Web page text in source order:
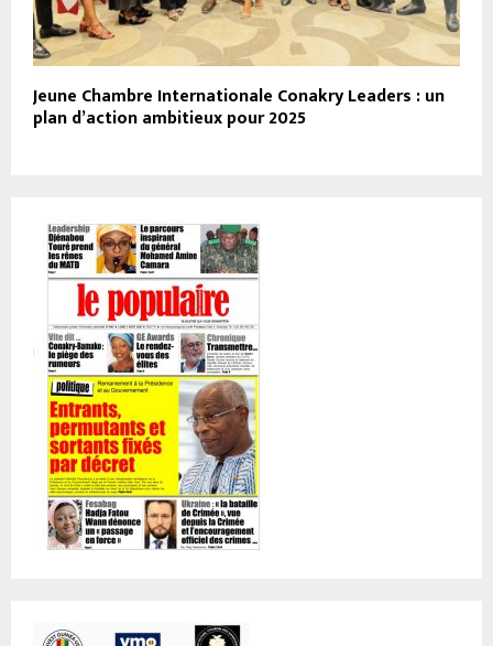
Jeune Chambre Internationale Conakry Leaders : un
plan d’action ambitieux pour 2025